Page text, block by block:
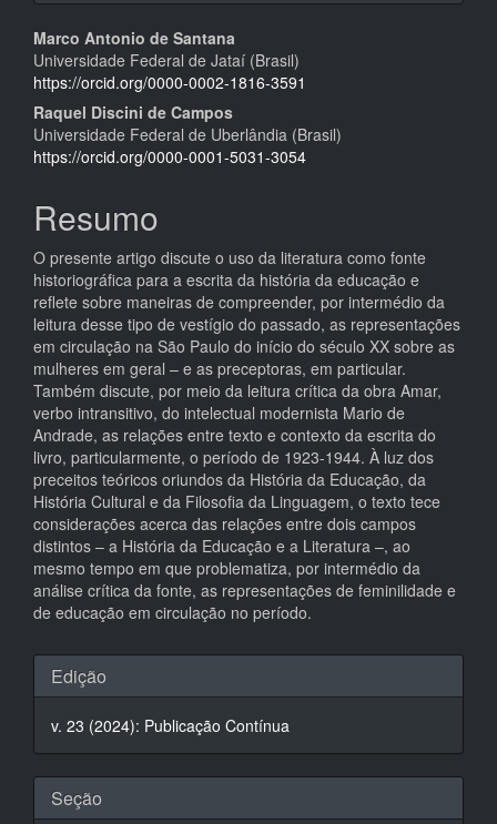
Conteúdo
do
artigo
principal
Marco Antonio de Santana
Universidade Federal de Jataí (Brasil)
https://orcid.org/0000-0002-1816-3591
Raquel Discini de Campos
Universidade Federal de Uberlândia (Brasil)
https://orcid.org/0000-0001-5031-3054
Resumo
O presente artigo discute o uso da literatura como fonte
historiográfica para a escrita da história da educação e
reflete sobre maneiras de compreender, por intermédio da
leitura desse tipo de vestígio do passado, as representações
em circulação na São Paulo do início do século XX sobre as
mulheres em geral – e as preceptoras, em particular.
Também discute, por meio da leitura crítica da obra Amar,
verbo intransitivo, do intelectual modernista Mario de
Andrade, as relações entre texto e contexto da escrita do
livro, particularmente, o período de 1923-1944. À luz dos
preceitos teóricos oriundos da História da Educação, da
História Cultural e da Filosofia da Linguagem, o texto tece
considerações acerca das relações entre dois campos
distintos – a História da Educação e a Literatura –, ao
mesmo tempo em que problematiza, por intermédio da
análise crítica da fonte, as representações de feminilidade e
de educação em circulação no período.
Detalhes
do
artigo
Edição
v. 23 (2024): Publicação Contínua
Seção